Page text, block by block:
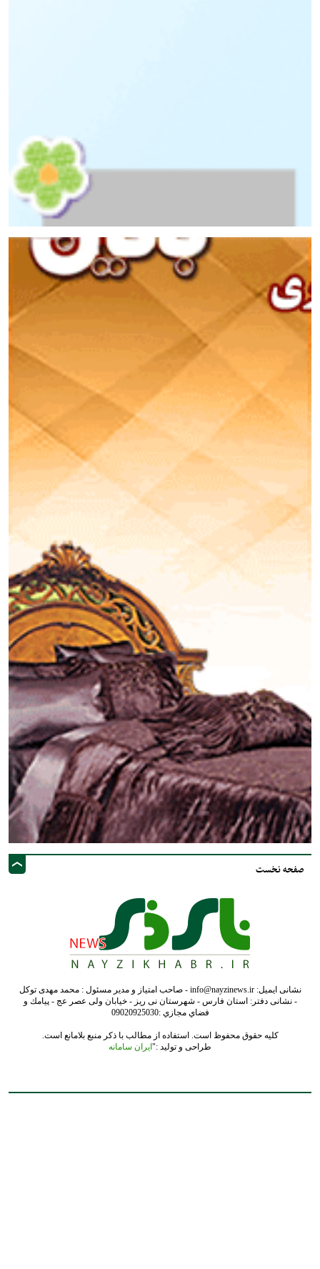
صفحه نخست
نشانی ایمیل: info@nayzinews.ir - صاحب امتیاز و مدیر مسئول : محمد مهدی توکل
- نشانی دفتر: استان فارس - شهرستان نی ریز - خیابان ولی عصر عج - پيامك و
فضاي مجازي :09020925030
کلیه حقوق محفوظ است. استفاده از مطالب با ذکر منبع بلامانع است.
طراحی و تولید :"ایران سامانه